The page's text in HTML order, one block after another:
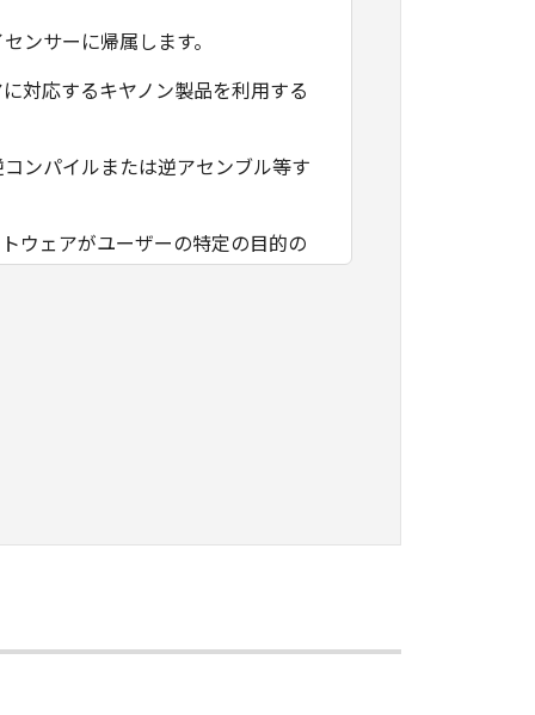
ンサーに帰属します。
対応するキヤノン製品を利用する
ンパイルまたは逆アセンブル等す
ウェアがユーザーの特定の目的の
他本ソフトウェアに関していかな
ません。
の全部または一部を、直接または